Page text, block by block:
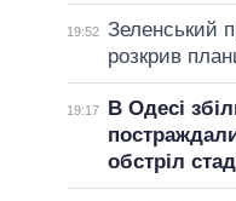
19:52 Зеленський
розкрив
19:17
В Одесі
обстріл